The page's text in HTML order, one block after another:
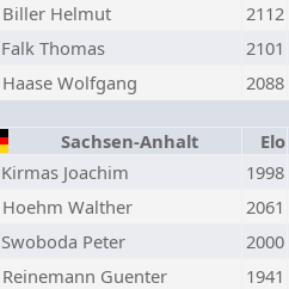
Biller Helmut 2112
Falk Thomas 2101
Haase Wolfgang 2088
Sachsen-Anhalt Elo
Kirmas Joachim 1998
Hoehm Walther 2061
Swoboda Peter 2000
Reinemann Guenter 1941